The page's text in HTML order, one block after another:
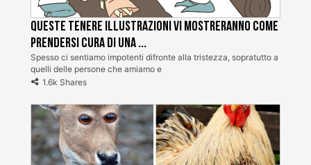
Queste tenere illustrazioni vi mostreranno come
prendersi cura di una ...
Spesso ci sentiamo impotenti difronte alla tristezza, sopratutto a
quelli delle persone che amiamo e
1.6k Shares